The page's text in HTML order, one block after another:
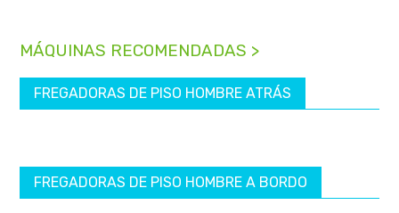
MÁQUINAS RECOMENDADAS >
FREGADORAS DE PISO HOMBRE ATRÁS
FREGADORAS DE PISO HOMBRE A BORDO